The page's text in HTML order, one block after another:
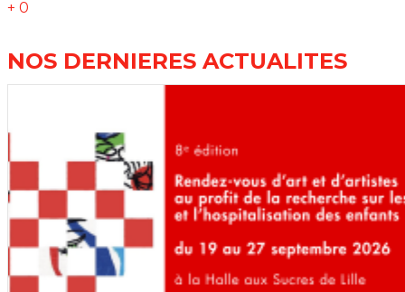
+ 0
NOS DERNIERES ACTUALITES